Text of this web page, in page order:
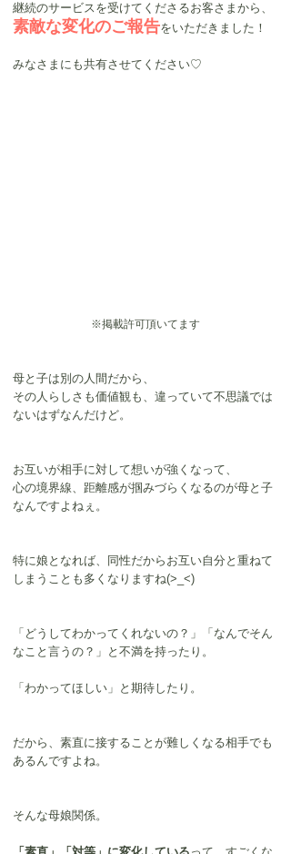
継続のサービスを受けてくださるお客さまから、
素敵な変化のご報告をいただきました！
みなさまにも共有させてください♡
※掲載許可頂いてます
母と子は別の人間だから、
その人らしさも価値観も、違っていて不思議では
ないはずなんだけど。
お互いが相手に対して想いが強くなって、
心の境界線、距離感が掴みづらくなるのが母と子
なんですよねぇ。
特に娘となれば、同性だからお互い自分と重ねて
しまうことも多くなりますね(>_<)
「どうしてわかってくれないの？」「なんでそん
なこと言うの？」と不満を持ったり。
「わかってほしい」と期待したり。
だから、素直に接することが難しくなる相手でも
あるんですよね。
そんな母娘関係。